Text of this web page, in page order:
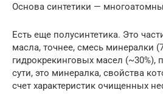
Основа синтетики —
Есть еще полусинтетика. Это
масла, точнее, смесь минералки
гидрокрекинговых масел (~30%),
сути, это минералка, свойства
счет характеристик очищенных